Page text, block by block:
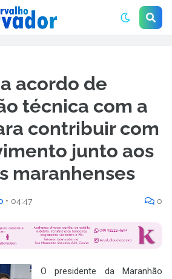
acordo de
técnica com a
contribuir com
junto aos
maranhenses
• 04:47 0
O presidente da Maranhão